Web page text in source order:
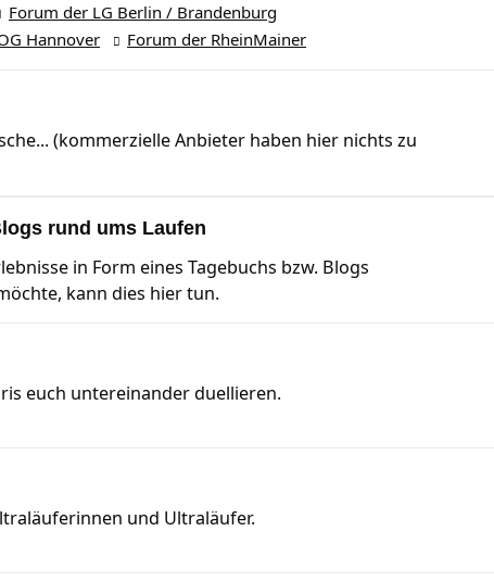
Forum der LG Berlin / Brandenburg
Hannover
Forum der RheinMainer
(kommerzielle Anbieter haben hier nichts zu
rund ums Laufen
in Form eines Tagebuchs bzw. Blogs
kann dies hier tun.
euch untereinander duellieren.
und Ultraläufer.